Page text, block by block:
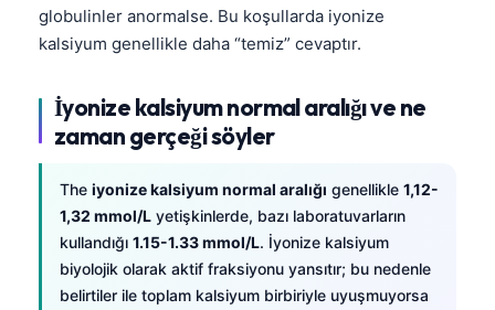
globulinler anormalse. Bu koşullarda iyonize
kalsiyum genellikle daha “temiz” cevaptır.
İyonize kalsiyum normal aralığı ve ne
zaman gerçeği söyler
The iyonize kalsiyum normal aralığı genellikle 1,12-
1,32 mmol/L yetişkinlerde, bazı laboratuvarların
kullandığı 1.15-1.33 mmol/L. İyonize kalsiyum
biyolojik olarak aktif fraksiyonu yansıtır; bu nedenle
belirtiler ile toplam kalsiyum birbiriyle uyuşmuyorsa